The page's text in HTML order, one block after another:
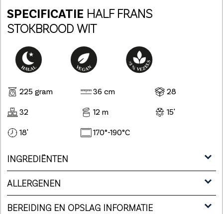
SPECIFICATIE HALF FRANS
STOKBROOD WIT
225 gram 36 cm 28
32 12 m 15'
18' 170°-190°C
INGREDIËNTEN
ALLERGENEN
BEREIDING EN OPSLAG INFORMATIE